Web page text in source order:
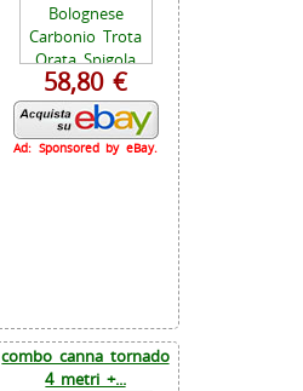
58,80 €
Ad: Sponsored by eBay.
combo canna tornado
4 metri +...